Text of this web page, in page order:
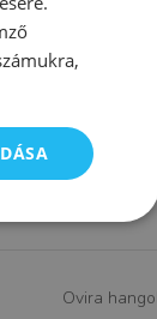
Ovira